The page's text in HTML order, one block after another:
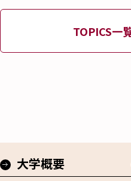
TOPICS一
大学概要